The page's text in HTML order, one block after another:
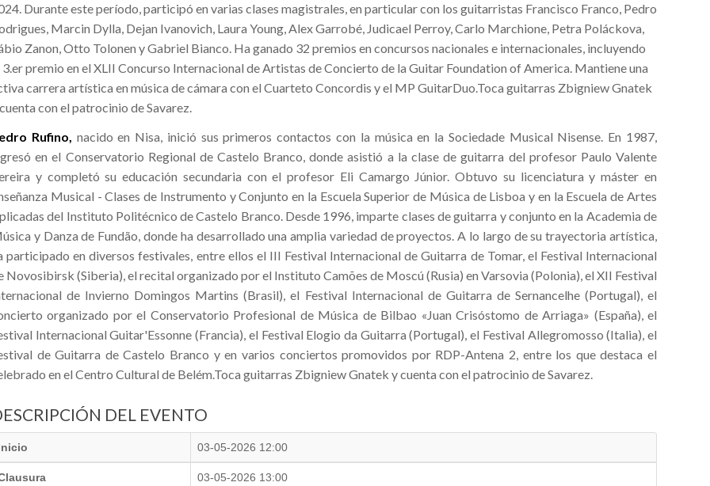
Durante este período, participó en varias clases magistrales, en particular con los guitarristas Francisco Franco, Pedro
Marcin Dylla, Dejan Ivanovich, Laura Young, Alex Garrobé, Judicael Perroy, Carlo Marchione, Petra Poláckova,
Zanon, Otto Tolonen y Gabriel Bianco. Ha ganado 32 premios en concursos nacionales e internacionales, incluyendo
3.er premio en el XLII Concurso Internacional de Artistas de Concierto de la Guitar Foundation of America. Mantiene una
carrera artística en música de cámara con el Cuarteto Concordis y el MP GuitarDuo.Toca guitarras Zbigniew Gnatek
con el patrocinio de Savarez.
Rufino, nacido en Nisa, inició sus primeros contactos con la música en la Sociedade Musical Nisense. En 1987,
en el Conservatorio Regional de Castelo Branco, donde asistió a la clase de guitarra del profesor Paulo Valente
y completó su educación secundaria con el profesor Eli Camargo Júnior. Obtuvo su licenciatura y máster en
Musical - Clases de Instrumento y Conjunto en la Escuela Superior de Música de Lisboa y en la Escuela de Artes
del Instituto Politécnico de Castelo Branco. Desde 1996, imparte clases de guitarra y conjunto en la Academia de
y Danza de Fundão, donde ha desarrollado una amplia variedad de proyectos. A lo largo de su trayectoria artística,
participado en diversos festivales, entre ellos el III Festival Internacional de Guitarra de Tomar, el Festival Internacional
Novosibirsk (Siberia), el recital organizado por el Instituto Camões de Moscú (Rusia) en Varsovia (Polonia), el XII Festival
de Invierno Domingos Martins (Brasil), el Festival Internacional de Guitarra de Sernancelhe (Portugal), el
organizado por el Conservatorio Profesional de Música de Bilbao «Juan Crisóstomo de Arriaga» (España), el
Internacional Guitar'Essonne (Francia), el Festival Elogio da Guitarra (Portugal), el Festival Allegromosso (Italia), el
de Guitarra de Castelo Branco y en varios conciertos promovidos por RDP-Antena 2, entre los que destaca el
en el Centro Cultural de Belém.Toca guitarras Zbigniew Gnatek y cuenta con el patrocinio de Savarez.
DEL EVENTO
03-05-2026 12:00
03-05-2026 13:00